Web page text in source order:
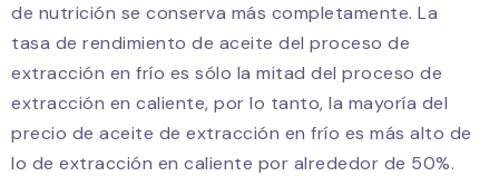
de nutrición se conserva más completamente. La
tasa de rendimiento de aceite del proceso de
extracción en frío es sólo la mitad del proceso de
extracción en caliente, por lo tanto, la mayoría del
precio de aceite de extracción en frío es más alto de
lo de extracción en caliente por alrededor de 50%.